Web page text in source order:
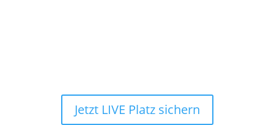
Jetzt LIVE Platz sichern